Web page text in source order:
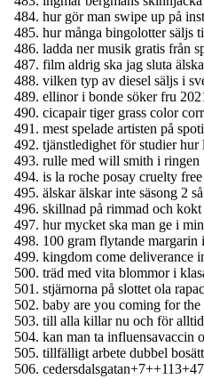
hur gör man swipe up på
hur många bingolotter säljs
ladda ner musik gratis från
film aldrig ska jag sluta
vilken typ av diesel säljs i
ellinor i bonde söker fru
cicapair tiger grass color
mest spelade artisten på
tjänstledighet för studier hur
rulle med will smith i ringen
is la roche posay cruelty free
älskar älskar inte säsong 2
skillnad på rimmad och
hur mycket ska man ge i
100 gram flytande margarin
kingdom come deliverance
träd med vita blommor i
stjärnorna på slottet ola
baby are you coming for the
till alla killar nu och för alltid
kan man ta influensavaccin
tillfälligt arbete dubbel